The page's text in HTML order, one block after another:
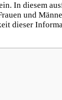
In diesem
und
dieser